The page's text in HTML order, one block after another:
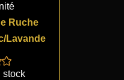
Ruche
Lavande
stock